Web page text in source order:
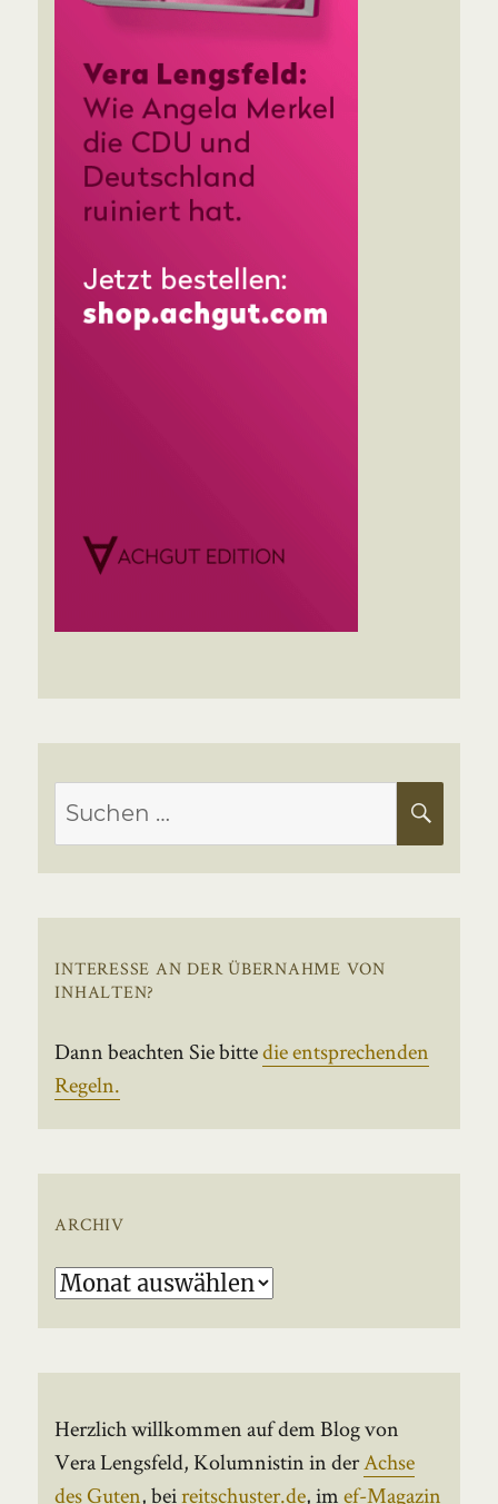
Suchen
nach:
INTERESSE AN DER ÜBERNAHME VON
INHALTEN?
Dann beachten Sie bittedie entsprechenden
Regeln.
ARCHIV
Archiv
Herzlich willkommen auf dem Blog von
Vera Lengsfeld, Kolumnistin in derAchse
des Guten, beireitschuster.de, imef-Magazin